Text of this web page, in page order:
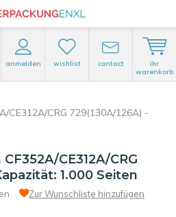
anmelden wishlist contact
ihr
warenkorb
CE312A/CRG 729(130A/126A) -
CE312A/CRG
1.000 Seiten
Zur Wunschliste hinzufügen